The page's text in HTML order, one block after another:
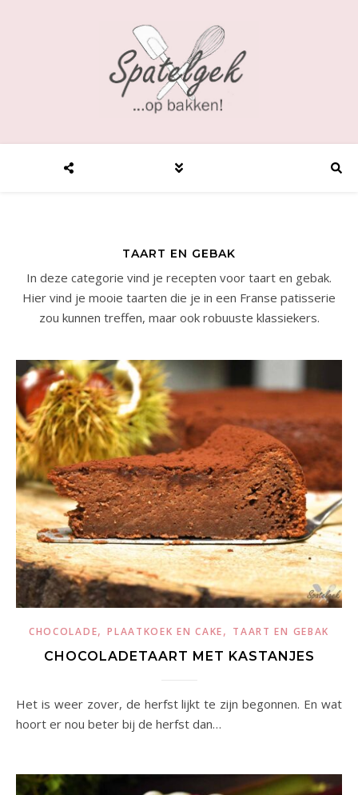
TAART EN GEBAK
In deze categorie vind je recepten voor taart en gebak.
Hier vind je mooie taarten die je in een Franse patisserie
zou kunnen treffen, maar ook robuuste klassiekers.
CHOCOLADE,PLAATKOEK EN CAKE, TAART EN GEBAK
CHOCOLADETAART MET KASTANJES
Het is weer zover, de herfst lijkt te zijn begonnen. En wat
hoort er nou beter bij de herfst dan…